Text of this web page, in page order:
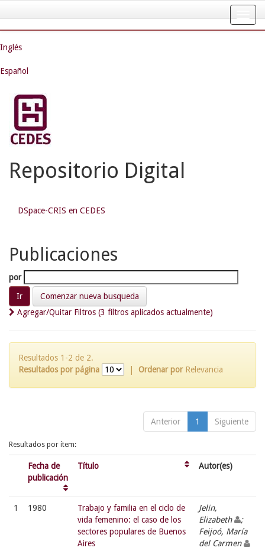
navigation
Inglés
Español
Repositorio Digital
DSpace-CRIS en CEDES
Publicaciones
por
Comenzar nueva busqueda
Agregar/Quitar Filtros (3 filtros aplicados actualmente)
Resultados 1-2 de 2.
Resultados por página
Ordenar por Relevancia
Anterior 1 Siguiente
Resultados por ítem:
Fecha de
publicación
Título Autor(es)
1 1980
Trabajo y familia en el ciclo de
vida femenino: el caso de los
sectores populares de Buenos
Aires
Jelin,
Elizabeth
;
Feijoó, María
del Carmen